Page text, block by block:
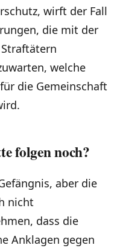
wirft der Fall
die mit der
welche
die Gemeinschaft
folgen noch?
aber die
nicht
dass die
Anklagen gegen